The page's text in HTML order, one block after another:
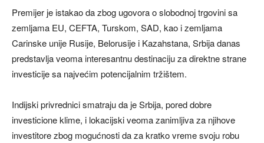
Premijer je istakao da zbog ugovora o slobodnoj trgovini sa
zemljama EU, CEFTA, Turskom, SAD, kao i zemljama
Carinske unije Rusije, Belorusije i Kazahstana, Srbija danas
predstavlja veoma interesantnu destinaciju za direktne strane
investicije sa najvećim potencijalnim tržištem.
Indijski privrednici smatraju da je Srbija, pored dobre
investicione klime, i lokacijski veoma zanimljiva za njihove
investitore zbog mogućnosti da za kratko vreme svoju robu